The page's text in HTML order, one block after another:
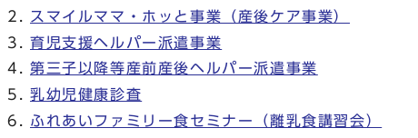
スマイルママ・ホッと事業（産後ケア事業）
育児支援ヘルパー派遣事業
第三子以降等産前産後ヘルパー派遣事業
乳幼児健康診査
ふれあいファミリー食セミナー（離乳食講習会）